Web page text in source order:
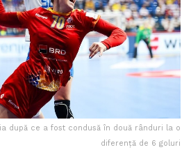
după ce a fost condusă în două rânduri la o
diferență de 6 goluri